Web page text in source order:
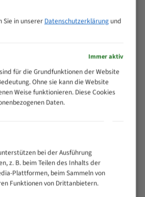
14
12
3/4
2/3
1,25
Sie in unserer Datenschutzerklärungund
Immer aktiv
für die Grundfunktionen der Website
Ohne sie kann die Website
Weise funktionieren. Diese Cookies
Daten.
bei der Ausführung
z. B. beim Teilen des Inhalts der
Plattformen, beim Sammeln von
Funktionen von Drittanbietern.